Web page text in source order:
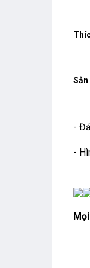
Sản
-
-